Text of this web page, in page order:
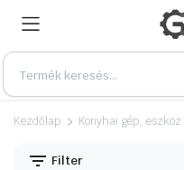
Kezdőlap Konyhai gép, eszköz
Filter